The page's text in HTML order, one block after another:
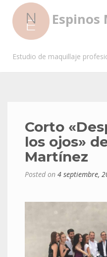
Espinos
Estudio de maquillaje
Corto
los ojos»
Martínez
Posted on 4 septiembre,